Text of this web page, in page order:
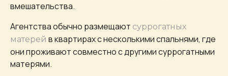
вмешательства.
Агентства обычно размещают суррогатных
матерей в квартирах с несколькими спальнями, где
они проживают совместно с другими суррогатными
матерями.